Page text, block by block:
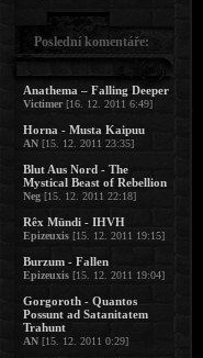
Poslední komentáře:
Anathema – Falling Deeper
Victimer[16. 12. 2011 6:49]
Horna - Musta Kaipuu
AN [15. 12. 2011 23:35]
Blut Aus Nord - The
Mystical Beast of Rebellion
Neg [15. 12. 2011 22:18]
Rêx Mündi - IHVH
Epizeuxis [15. 12. 2011 19:15]
Burzum - Fallen
Epizeuxis [15. 12. 2011 19:04]
Gorgoroth - Quantos
Possunt ad Satanitatem
Trahunt
AN [15. 12. 2011 0:29]